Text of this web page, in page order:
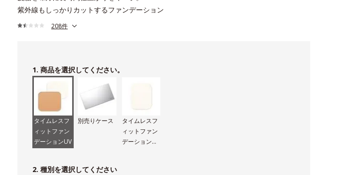
紫外線もしっかりカットするファンデーション
208件
1. 商品を選択してください。
タイムレスフ
ィットファン
デーションUV
別売りケース
タイムレスフ
ィットファン
デーションUV
2. 種別を選択してください